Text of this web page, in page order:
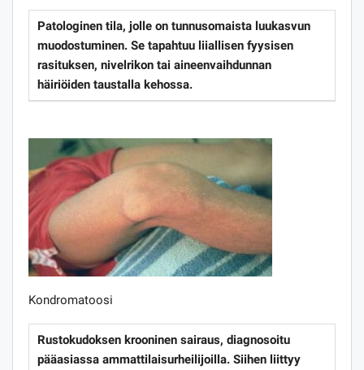
Patologinen tila, jolle on tunnusomaista luukasvun
muodostuminen. Se tapahtuu liiallisen fyysisen
rasituksen, nivelrikon tai aineenvaihdunnan
häiriöiden taustalla kehossa.
Kondromatoosi
Rustokudoksen krooninen sairaus, diagnosoitu
pääasiassa ammattilaisurheilijoilla. Siihen liittyy